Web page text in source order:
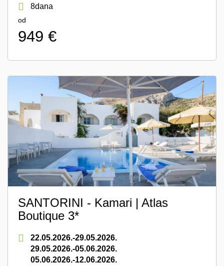
8dana
od
949 €
SANTORINI - Kamari | Atlas
Boutique 3*
22.05.2026.-29.05.2026.
29.05.2026.-05.06.2026.
05.06.2026.-12.06.2026.